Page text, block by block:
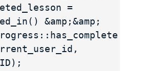
=
&amp;&amp;